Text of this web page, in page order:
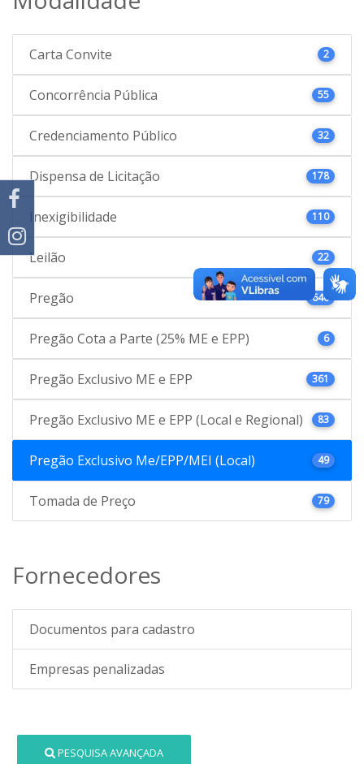
Carta Convite 2
Concorrência Pública 55
Credenciamento Público 32
Dispensa de Licitação 178
Inexigibilidade 110
Leilão 22
Pregão 646
Pregão Cota a Parte (25% ME e EPP) 6
Pregão Exclusivo ME e EPP 361
Pregão Exclusivo ME e EPP (Local e Regional) 83
Pregão Exclusivo Me/EPP/MEI (Local) 49
Tomada de Preço 79
Fornecedores
Documentos para cadastro
Empresas penalizadas
PESQUISA AVANÇADA